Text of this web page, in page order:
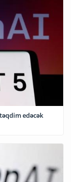
edəcək